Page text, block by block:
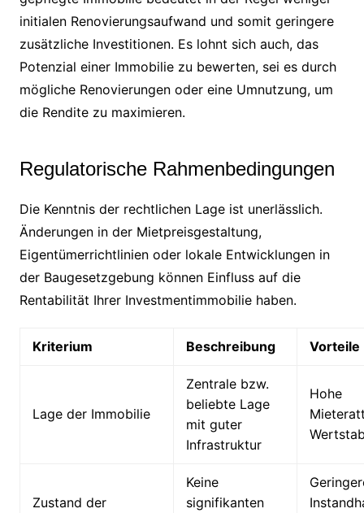
initialen Renovierungsaufwand und somit geringere
zusätzliche Investitionen. Es lohnt sich auch, das
Potenzial einer Immobilie zu bewerten, sei es durch
mögliche Renovierungen oder eine Umnutzung, um
die Rendite zu maximieren.
Regulatorische Rahmenbedingungen
Die Kenntnis der rechtlichen Lage ist unerlässlich.
Änderungen in der Mietpreisgestaltung,
Eigentümerrichtlinien oder lokale Entwicklungen in
der Baugesetzgebung können Einfluss auf die
Rentabilität Ihrer Investmentimmobilie haben.
Kriterium Beschreibung Vorteile
Lage der Immobilie
Zentrale bzw.
beliebte Lage
mit guter
Infrastruktur
Hohe
Zustand der
Keine
signifikanten